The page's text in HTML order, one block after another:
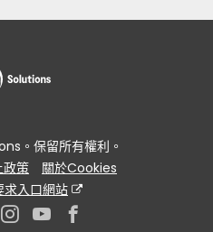
。保留所有權利。
政策
關於Cookies
求入口網站